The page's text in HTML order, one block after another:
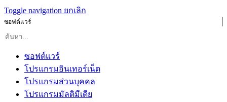
Toggle navigation ยกเลิก
ซอฟต์แวร์
ซอฟต์แวร์
โปรแกรมอินเทอร์เน็ต
โปรแกรมส่วนบุคคล
โปรแกรมมัลติมีเดีย